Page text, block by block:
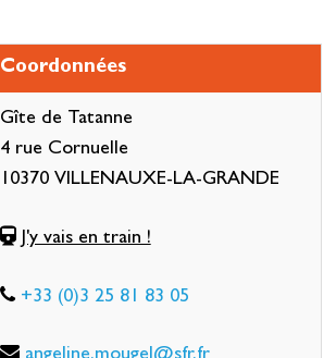
Coordonnées
Gîte de Tatanne
4 rue Cornuelle
10370 VILLENAUXE-LA-GRANDE
J'y vais en train !
+33 (0)3 25 81 83 05